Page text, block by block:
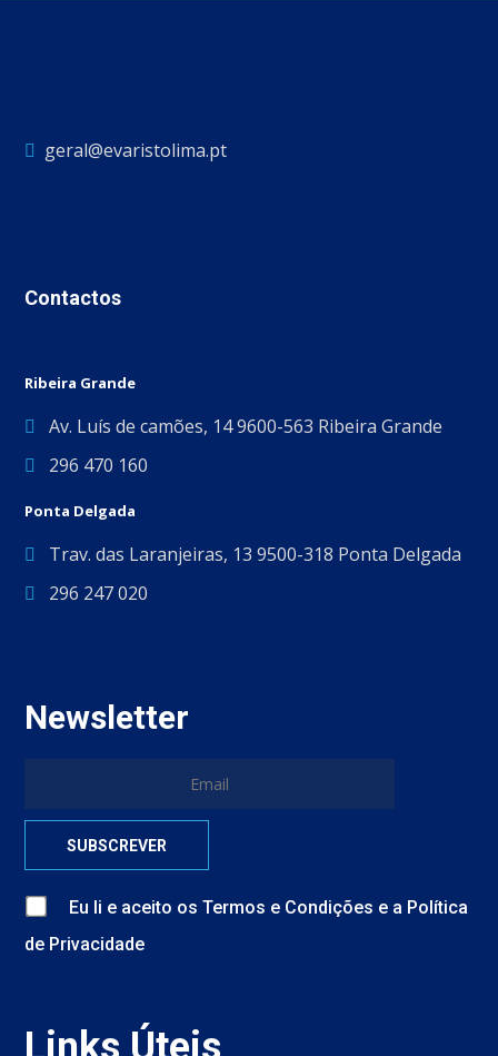
geral@evaristolima.pt
Contactos
Ribeira Grande
Av. Luís de camões, 14 9600-563 Ribeira Grande
296 470 160
Ponta Delgada
Trav. das Laranjeiras, 13 9500-318 Ponta Delgada
296 247 020
Newsletter
Eu li e aceito osTermos e Condições e a Política
de Privacidade